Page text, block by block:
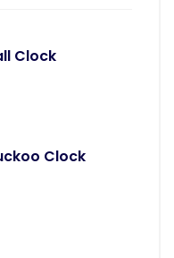
Clock
Clock